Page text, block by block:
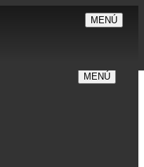
MENÚ
MENÚ